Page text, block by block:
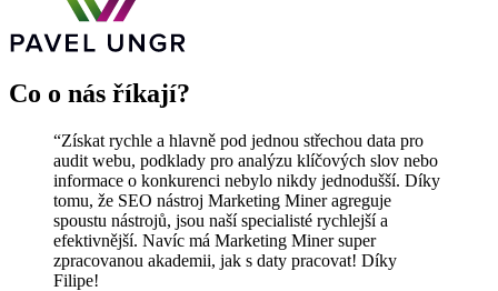
Co o nás říkají?
“Získat rychle a hlavně pod jednou střechou data pro
audit webu, podklady pro analýzu klíčových slov nebo
informace o konkurenci nebylo nikdy jednodušší. Díky
tomu, že SEO nástroj Marketing Miner agreguje
spoustu nástrojů, jsou naší specialisté rychlejší a
efektivnější. Navíc má Marketing Miner super
zpracovanou akademii, jak s daty pracovat! Díky
Filipe!